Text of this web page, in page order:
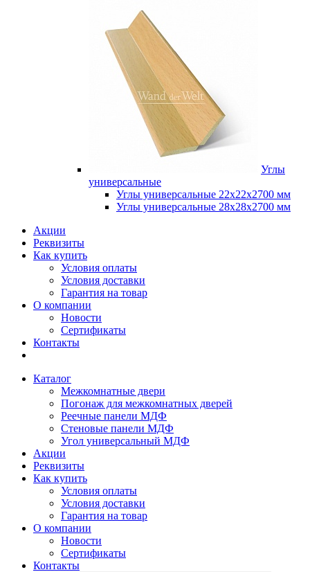
Углы
универсальные
Углы универсальные 22х22х2700 мм
Углы универсальные 28х28х2700 мм
Акции
Реквизиты
Как купить
Условия оплаты
Условия доставки
Гарантия на товар
О компании
Новости
Сертификаты
Контакты
Каталог
Межкомнатные двери
Погонаж для межкомнатных дверей
Реечные панели МДФ
Стеновые панели МДФ
Угол универсальный МДФ
Акции
Реквизиты
Как купить
Условия оплаты
Условия доставки
Гарантия на товар
О компании
Новости
Сертификаты
Контакты